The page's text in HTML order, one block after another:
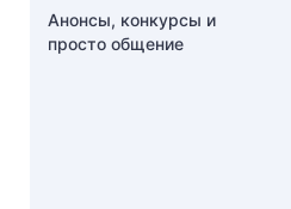
Анонсы, конкурсы и
просто общение